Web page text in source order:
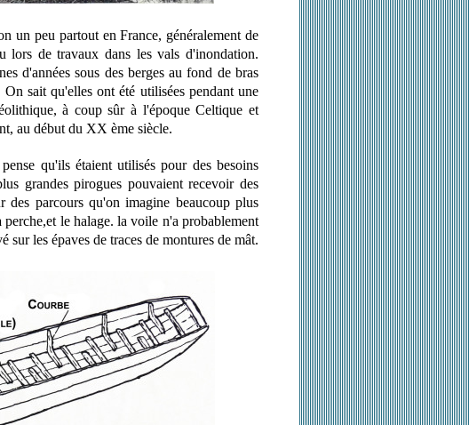
un peu partout en France, généralement de
lors de travaux dans les vals d'inondation.
d'années sous des berges au fond de bras
sait qu'elles ont été utilisées pendant une
à coup sûr à l'époque Celtique et
au début du XX ème siècle.
qu'ils étaient utilisés pour des besoins
grandes pirogues pouvaient recevoir des
des parcours qu'on imagine beaucoup plus
le halage. la voile n'a probablement
sur les épaves de traces de montures de mât.